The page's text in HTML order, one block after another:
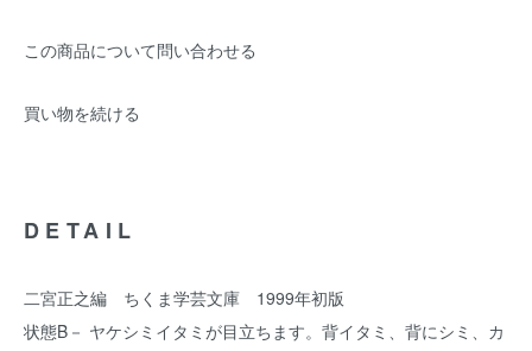
この商品について問い合わせる
買い物を続ける
DETAIL
二宮正之編 ちくま学芸文庫 1999年初版
状態B－ ヤケシミイタミが目立ちます。背イタミ、背にシミ、カ